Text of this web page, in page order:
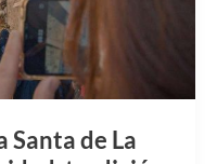
Santa de La